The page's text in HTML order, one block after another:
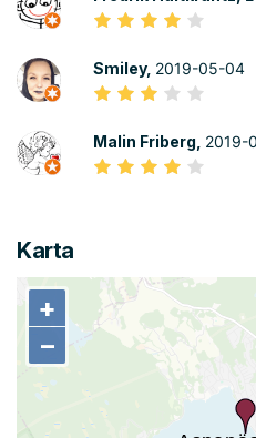
Smiley, 2019-05-04
Malin Friberg, 2019-
Karta
+
−
+
−